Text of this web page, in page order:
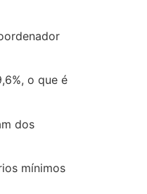
o que é
dos
mínimos